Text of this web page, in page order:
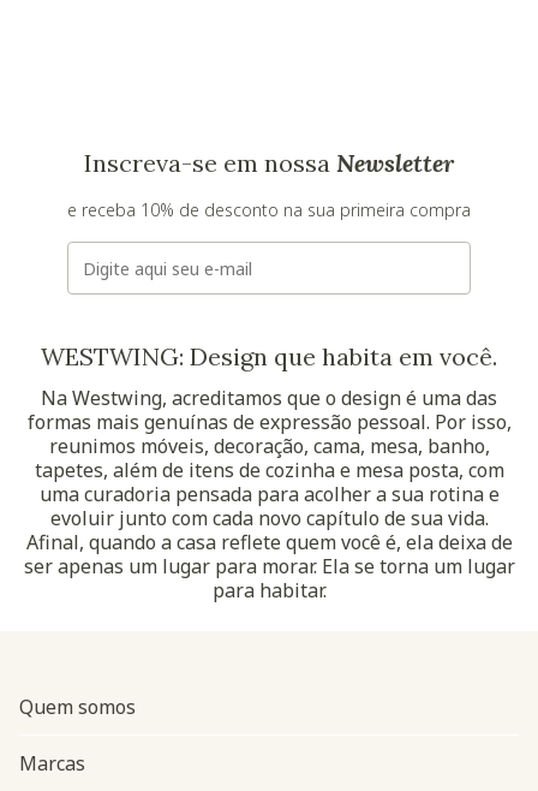
Inscreva-se em nossa Newsletter
e receba 10% de desconto na sua primeira compra
E-mail
WESTWING: Design que habita em você.
Na Westwing, acreditamos que o design é uma das
formas mais genuínas de expressão pessoal. Por isso,
reunimos móveis, decoração, cama, mesa, banho,
tapetes, além de itens de cozinha e mesa posta, com
uma curadoria pensada para acolher a sua rotina e
evoluir junto com cada novo capítulo de sua vida.
Afinal, quando a casa reflete quem você é, ela deixa de
ser apenas um lugar para morar. Ela se torna um lugar
para habitar.
Quem somos
Marcas